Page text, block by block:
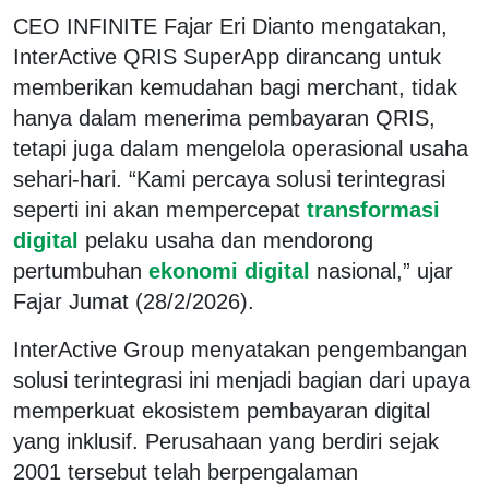
CEO INFINITE Fajar Eri Dianto mengatakan,
InterActive QRIS SuperApp dirancang untuk
memberikan kemudahan bagi merchant, tidak
hanya dalam menerima pembayaran QRIS,
tetapi juga dalam mengelola operasional usaha
sehari-hari. “Kami percaya solusi terintegrasi
seperti ini akan mempercepat transformasi
digital pelaku usaha dan mendorong
pertumbuhan ekonomi digital nasional,” ujar
Fajar Jumat (28/2/2026).
InterActive Group menyatakan pengembangan
solusi terintegrasi ini menjadi bagian dari upaya
memperkuat ekosistem pembayaran digital
yang inklusif. Perusahaan yang berdiri sejak
2001 tersebut telah berpengalaman